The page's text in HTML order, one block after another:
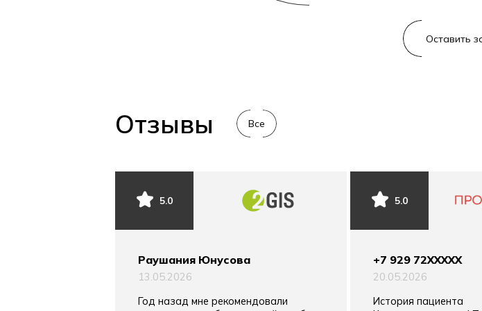
Отзывы Все
5.0
Раушания Юнусова
13.05.2026
Год назад мне рекомендовали
5.0
+7 929 72XXXXX
20.05.2026
История пациента